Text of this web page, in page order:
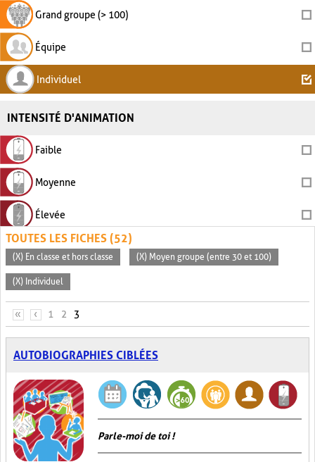
Grand groupe (> 100)
Équipe
Individuel
INTENSITÉ D'ANIMATION
Faible
Moyenne
Élevée
TOUTES LES FICHES (52)
(X) En classe et hors classe (X) Moyen groupe (entre 30 et 100)
(X) Individuel
PAGES
« ‹ 1 2 3
AUTOBIOGRAPHIES CIBLÉES
Parle-moi de toi !